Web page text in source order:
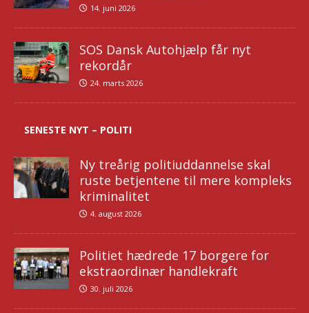
14. juni 2026
SOS Dansk Autohjælp får nyt
rekordår
24. marts 2026
SENESTE NYT – POLITI
Ny treårig politiuddannelse skal
ruste betjentene til mere kompleks
kriminalitet
4. august 2026
Politiet hædrede 17 borgere for
ekstraordinær handlekraft
30. juli 2026